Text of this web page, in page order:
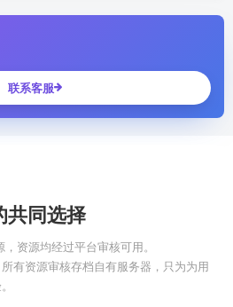
联系客服
共同选择
资源均经过平台审核可用。
有资源审核存档自有服务器，只为为用